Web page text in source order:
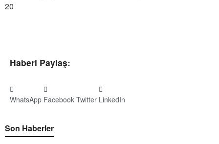
20
Haberi Paylaş:
WhatsApp Facebook Twitter LinkedIn
Son Haberler